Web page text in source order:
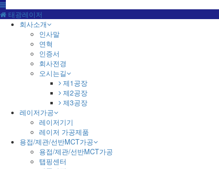
태광레이저
회사소개
인사말
연혁
인증서
회사전경
오시는길
제1공장
제2공장
제3공장
레이저가공
레이저기기
레이저 가공제품
용접/제관/선반MCT가공
용접/제관/선반MCT가공
탭핑센터